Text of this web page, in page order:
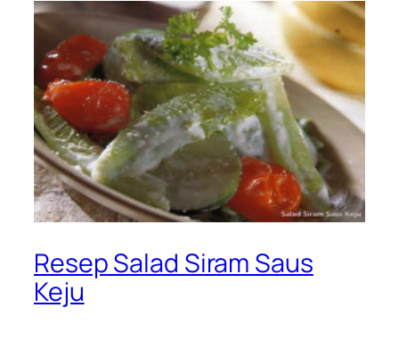
Resep Salad Siram Saus
Keju